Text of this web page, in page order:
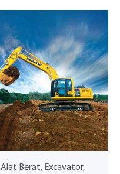
Alat Berat, Excavator,